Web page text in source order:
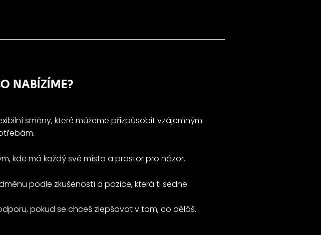
NABÍZÍME?
směny, které můžeme přizpůsobit vzájemným
kde má každý své místo a prostor pro názor.
podle zkušeností a pozice, která ti sedne.
pokud se chceš zlepšovat v tom, co děláš.